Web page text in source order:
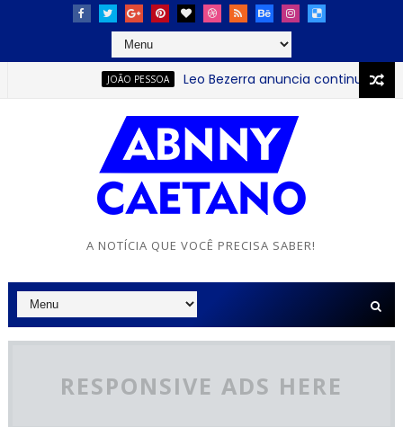
JOÃO PESSOA Leo Bezerra anuncia continuação da
A NOTÍCIA QUE VOCÊ PRECISA SABER!
RESPONSIVE ADS HERE